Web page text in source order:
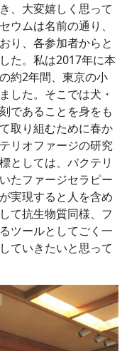
、大変嬉しく思って
ウムは名前の通り、
り、各参加者からと
た。私は2017年に本
約2年間、東京の小
した。そこでは犬・
であることを身をも
取り組むために春か
リオファージの研究
としては、バクテリ
たファージセラピー
実現すると人を含め
て抗生物質同様、フ
ツールとしてごく一
ていきたいと思って